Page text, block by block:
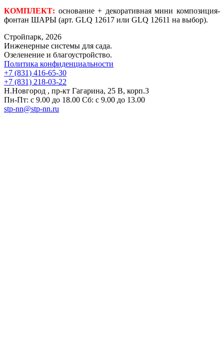
КОМПЛЕКТ: основание + декоративная мини композиция-
фонтан ШАРЫ (арт. GLQ 12617 или GLQ 12611 на выбор).
Стройпарк, 2026
Инженерные системы для сада.
Озеленение и благоустройство.
Политика конфиденциальности
+7 (831) 416-65-30
+7 (831) 218-03-22
Н.Новгород , пр-кт Гагарина, 25 В, корп.3
Пн-Пт: с 9.00 до 18.00 Сб: с 9.00 до 13.00
stp-nn@stp-nn.ru